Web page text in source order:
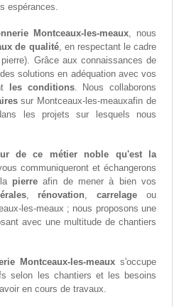
espérances.
Montceaux-les-meaux, nous
de qualité, en respectant le cadre
Grâce aux connaissances de
solutions en adéquation avec vos
les conditions. Nous collaborons
sur Montceaux-les-meauxafin de
les projets sur lesquels nous
de ce métier noble qu'est la
communiqueront et échangerons
pierre afin de mener à bien vos
, rénovation,carrelage ou
les-meaux ; nous proposons une
avec une multitude de chantiers
Montceaux-les-meaux s'occupe
selon les chantiers et les besoins
en cours de travaux.